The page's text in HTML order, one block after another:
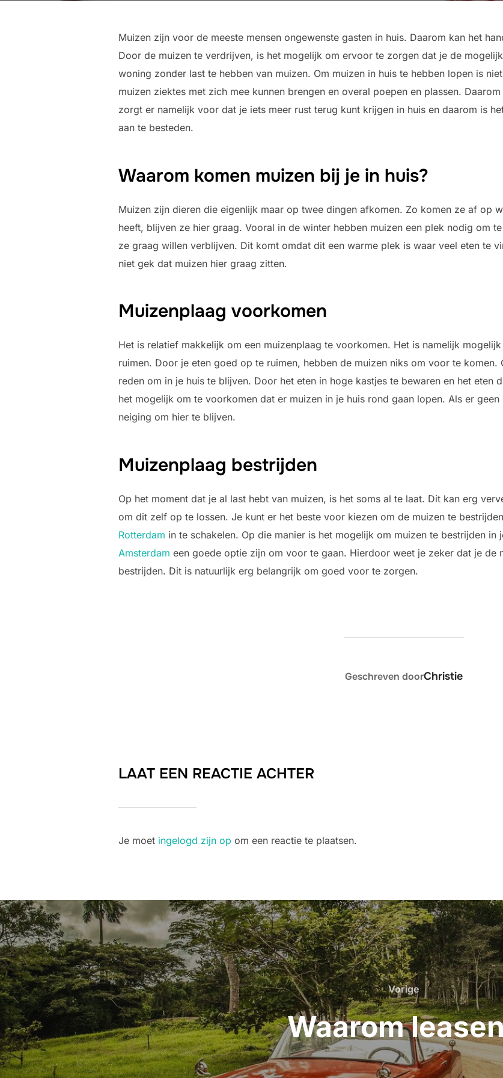
Muizen zijn voor de meeste mensen ongewenste gasten in huis. Daarom kan het
Door de muizen te verdrijven, is het mogelijk om ervoor te zorgen dat je de
woning zonder last te hebben van muizen. Om muizen in huis te hebben lopen is
muizen ziektes met zich mee kunnen brengen en overal poepen en plassen.
zorgt er namelijk voor dat je iets meer rust terug kunt krijgen in huis en daarom is
aan te besteden.
Waarom komen muizen bij je in huis?
Muizen zijn dieren die eigenlijk maar op twee dingen afkomen. Zo komen ze af op
heeft, blijven ze hier graag. Vooral in de winter hebben muizen een plek nodig om
ze graag willen verblijven. Dit komt omdat dit een warme plek is waar veel eten te
niet gek dat muizen hier graag zitten.
Muizenplaag voorkomen
Het is relatief makkelijk om een muizenplaag te voorkomen. Het is namelijk
ruimen. Door je eten goed op te ruimen, hebben de muizen niks om voor te
reden om in je huis te blijven. Door het eten in hoge kastjes te bewaren en het
het mogelijk om te voorkomen dat er muizen in je huis rond gaan lopen. Als er
neiging om hier te blijven.
Muizenplaag bestrijden
Op het moment dat je al last hebt van muizen, is het soms al te laat. Dit kan erg
om dit zelf op te lossen. Je kunt er het beste voor kiezen om de muizen te
Rotterdam in te schakelen. Op die manier is het mogelijk om muizen te bestrijden in
Amsterdam een goede optie zijn om voor te gaan. Hierdoor weet je zeker dat je de
bestrijden. Dit is natuurlijk erg belangrijk om goed voor te zorgen.
BERICHTAUTEUR
Geschreven doorChristie
LAAT EEN REACTIE ACHTER
Je moet ingelogd zijn op om een reactie te plaatsen.
Bericht
navigatie
Vorige
Vorige
Waarom